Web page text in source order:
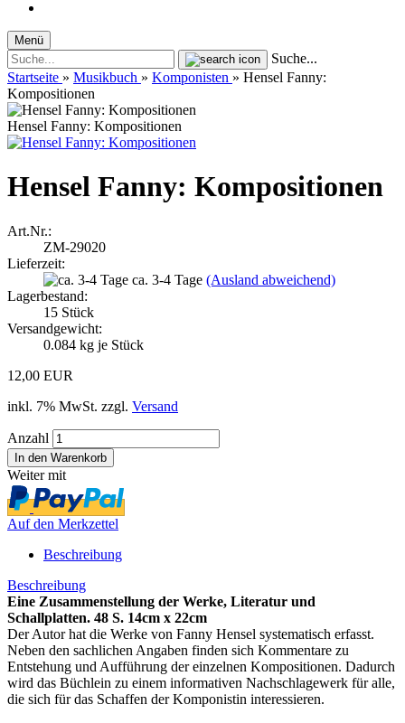
Menü
Suche...
Startseite » Musikbuch » Komponisten » Hensel Fanny:
Kompositionen
Hensel Fanny: Kompositionen
Hensel Fanny: Kompositionen
Art.Nr.:
ZM-29020
Lieferzeit:
ca. 3-4 Tage (Ausland abweichend)
Lagerbestand:
15 Stück
Versandgewicht:
0.084 kg je Stück
12,00 EUR
inkl. 7% MwSt. zzgl. Versand
Anzahl
Weiter mit
Auf den Merkzettel
Beschreibung
Beschreibung
Eine Zusammenstellung der Werke, Literatur und
Schallplatten. 48 S. 14cm x 22cm
Der Autor hat die Werke von Fanny Hensel systematisch erfasst.
Neben den sachlichen Angaben finden sich Kommentare zu
Entstehung und Aufführung der einzelnen Kompositionen. Dadurch
wird das Büchlein zu einem informativen Nachschlagewerk für alle,
die sich für das Schaffen der Komponistin interessieren.